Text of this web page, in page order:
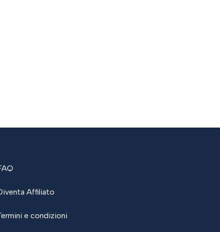
Affiliato
e condizioni